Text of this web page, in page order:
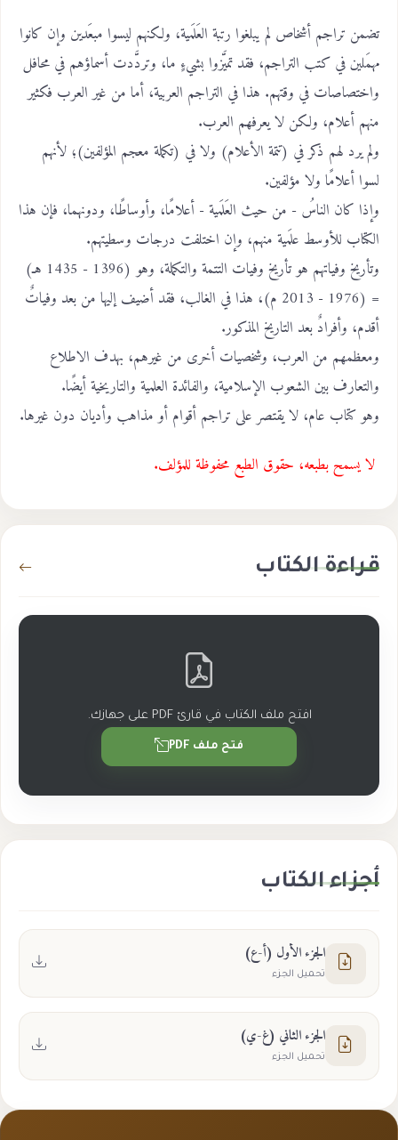
تضمن تراجم أشخاص لم يبلغوا رتبة العَلَمية، ولكنهم ليسوا مبعَدين وإن كانوا
مهمَلين في كتب التراجم، فقد تميَّزوا بشيءٍ ما، وتردَّدت أسماؤهم في محافل
واختصاصات في وقتهم. هذا في التراجم العربية، أما من غير العرب فكثير
منهم أعلام، ولكن لا يعرفهم العرب.
ولم يرد لهم ذكر في (تتمة الأعلام) ولا في (تكملة معجم المؤلفين)؛ لأنهم
لسوا أعلامًا ولا مؤلفين.
وإذا كان الناسُ - من حيث العَلَمية - أعلامًا، وأوساطًا، ودونهما، فإن هذا
الكتاب للأوسط علَمية منهم، وإن اختلفت درجات وسطيتهم.
وتأريخ وفياتهم هو تأريخ وفيات التتمة والتكملة، وهو (1396 - 1435 هـ)
= (1976 - 2013 م)، هذا في الغالب، فقد أضيف إليها من بعد وفياتٌ
أقدم، وأفرادٌ بعد التاريخ المذكور.
ومعظمهم من العرب، وشخصيات أخرى من غيرهم، بهدف الاطلاع
والتعارف بين الشعوب الإسلامية، والفائدة العلمية والتاريخية أيضًا.
وهو كتاب عام، لا يقتصر على تراجم أقوام أو مذاهب وأديان دون غيرها.
لا يسمح بطبعه، حقوق الطبع محفوظة للمؤلف.
قراءة الكتاب
افتح ملف الكتاب في قارئ PDF على جهازك.
فتح ملف PDF
أجزاء الكتاب
الجزء الأول (أ-ع)
تحميل الجزء
الجزء الثاني (غ-ي)
تحميل الجزء